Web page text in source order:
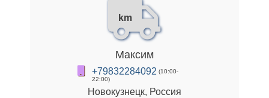
km
Максим
+79832284092 (10:00-
22:00)
Новокузнецк, Россия